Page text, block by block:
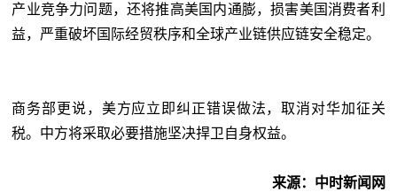
产业竞争力问题，还将推高美国内通膨，损害美国消费者利
益，严重破坏国际经贸秩序和全球产业链供应链安全稳定。
商务部更说，美方应立即纠正错误做法，取消对华加征关
税。中方将采取必要措施坚决捍卫自身权益。
来源：中时新闻网